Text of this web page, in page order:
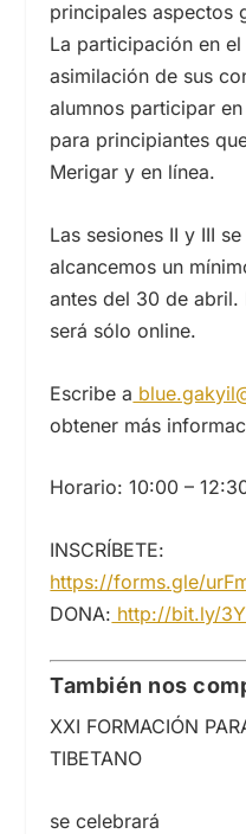
principales aspectos
La participación en
asimilación de sus
alumnos participar
para principiantes
Merigar y en línea.
Las sesiones II y III
alcancemos un
antes del 30 de
será sólo online.
Escribe a
obtener más
Horario: 10:00 –
INSCRÍBETE:
https://forms.gle/
DONA: http://bit.ly/
También nos
XXI FORMACIÓN
TIBETANO
se celebrará